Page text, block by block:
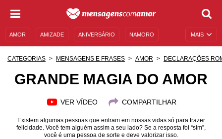
MAIS
AMOR AMIZADE ANIVERSÁRIO NAMORO
CATEGORIAS MENSAGENS E FRASES AMOR DECLARAÇÕES
GRANDE MAGIA DO AMOR
VER VÍDEO COMPARTILHAR
Existem algumas pessoas que entram em nossas vidas só para trazer
felicidade. Você tem alguém assim a seu lado? Se a resposta foi “sim”,
você é uma pessoa de sorte e deve valorizar isso.